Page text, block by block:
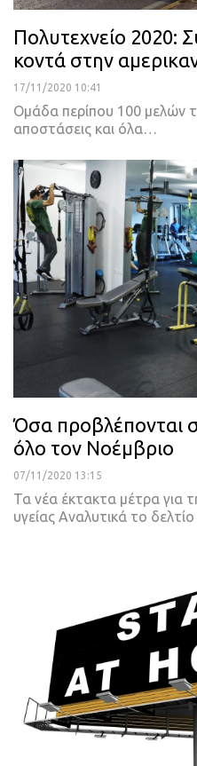
Πολυτεχνείο 2020:
κοντά στην
17/11/2020 10:41
Ομάδα περίπου 100 μελών
αποστάσεις και όλα…
Όσα προβλέπονται
όλο τον Νοέμβριο
07/11/2020 13:15
Τα νέα έκτακτα μέτρα για
υγείας Αναλυτικά το